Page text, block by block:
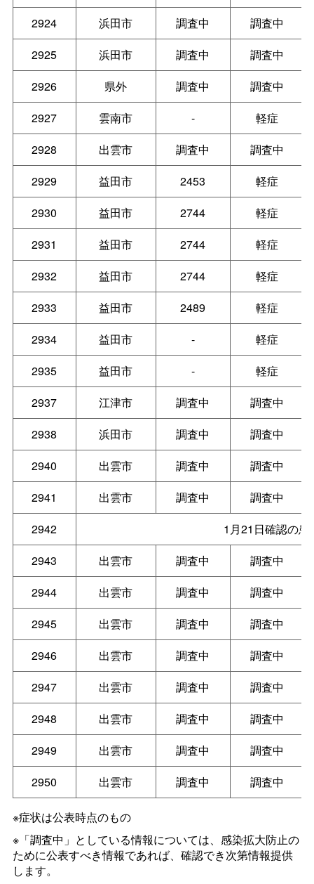
2924
浜田市 調査中
調査中
2925
浜田市 調査中
調査中
2926
県外 調査中
調査中
2927
雲南市 -
軽症
2928
出雲市 調査中
調査中
2929
益田市 2453
軽症
2930
益田市 2744
軽症
2931
益田市 2744
軽症
2932
益田市 2744
軽症
2933
益田市 2489
軽症
2934
益田市 -
軽症
2935
益田市 -
軽症
2937
江津市 調査中
調査中
2938
浜田市 調査中
調査中
2940
出雲市 調査中
調査中
2941
出雲市 調査中
調査中
2942
1月21日確認の患
2943
出雲市 調査中
調査中
2944
出雲市 調査中
調査中
2945
出雲市 調査中
調査中
2946
出雲市 調査中
調査中
2947
出雲市 調査中
調査中
2948
出雲市 調査中
調査中
2949
出雲市 調査中
調査中
2950
出雲市 調査中 調査中
※症状は公表時点のもの
※「調査中」としている情報については、感染拡大防止の
ために公表すべき情報であれば、確認でき次第情報提供
します。